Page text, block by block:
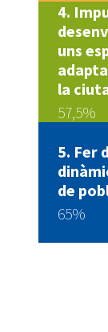
uns
la
57,5%
Fer
de
65%